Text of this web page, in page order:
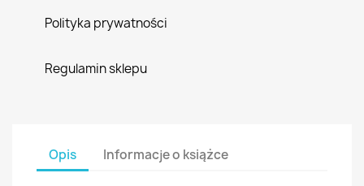
Polityka prywatności
Regulamin sklepu
Opis Informacje o książce